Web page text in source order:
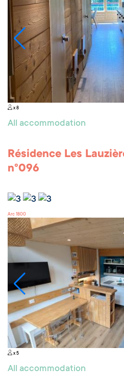
x 8
All accommodation
Résidence Les
n°096
Arc 1800
x 5
All accommodation